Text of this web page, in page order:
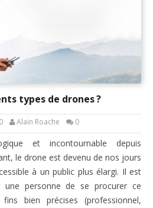
types de drones ?
Alain Roache 0
et incontournable depuis
le drone est devenu de nos jours
à un public plus élargi. Il est
une personne de se procurer ce
bien précises (professionnel,